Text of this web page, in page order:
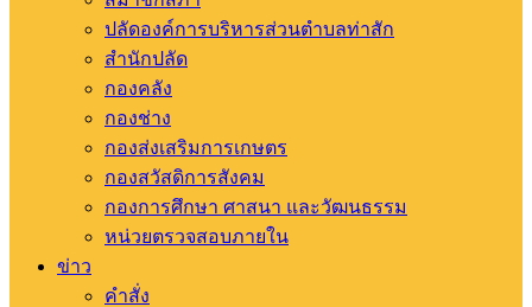
ปลัดองค์การบริหารส่วนตำบลท่าสัก
สำนักปลัด
กองคลัง
กองช่าง
กองส่งเสริมการเกษตร
กองสวัสดิการสังคม
กองการศึกษา ศาสนา และวัฒนธรรม
หน่วยตรวจสอบภายใน
ข่าว
คำสั่ง